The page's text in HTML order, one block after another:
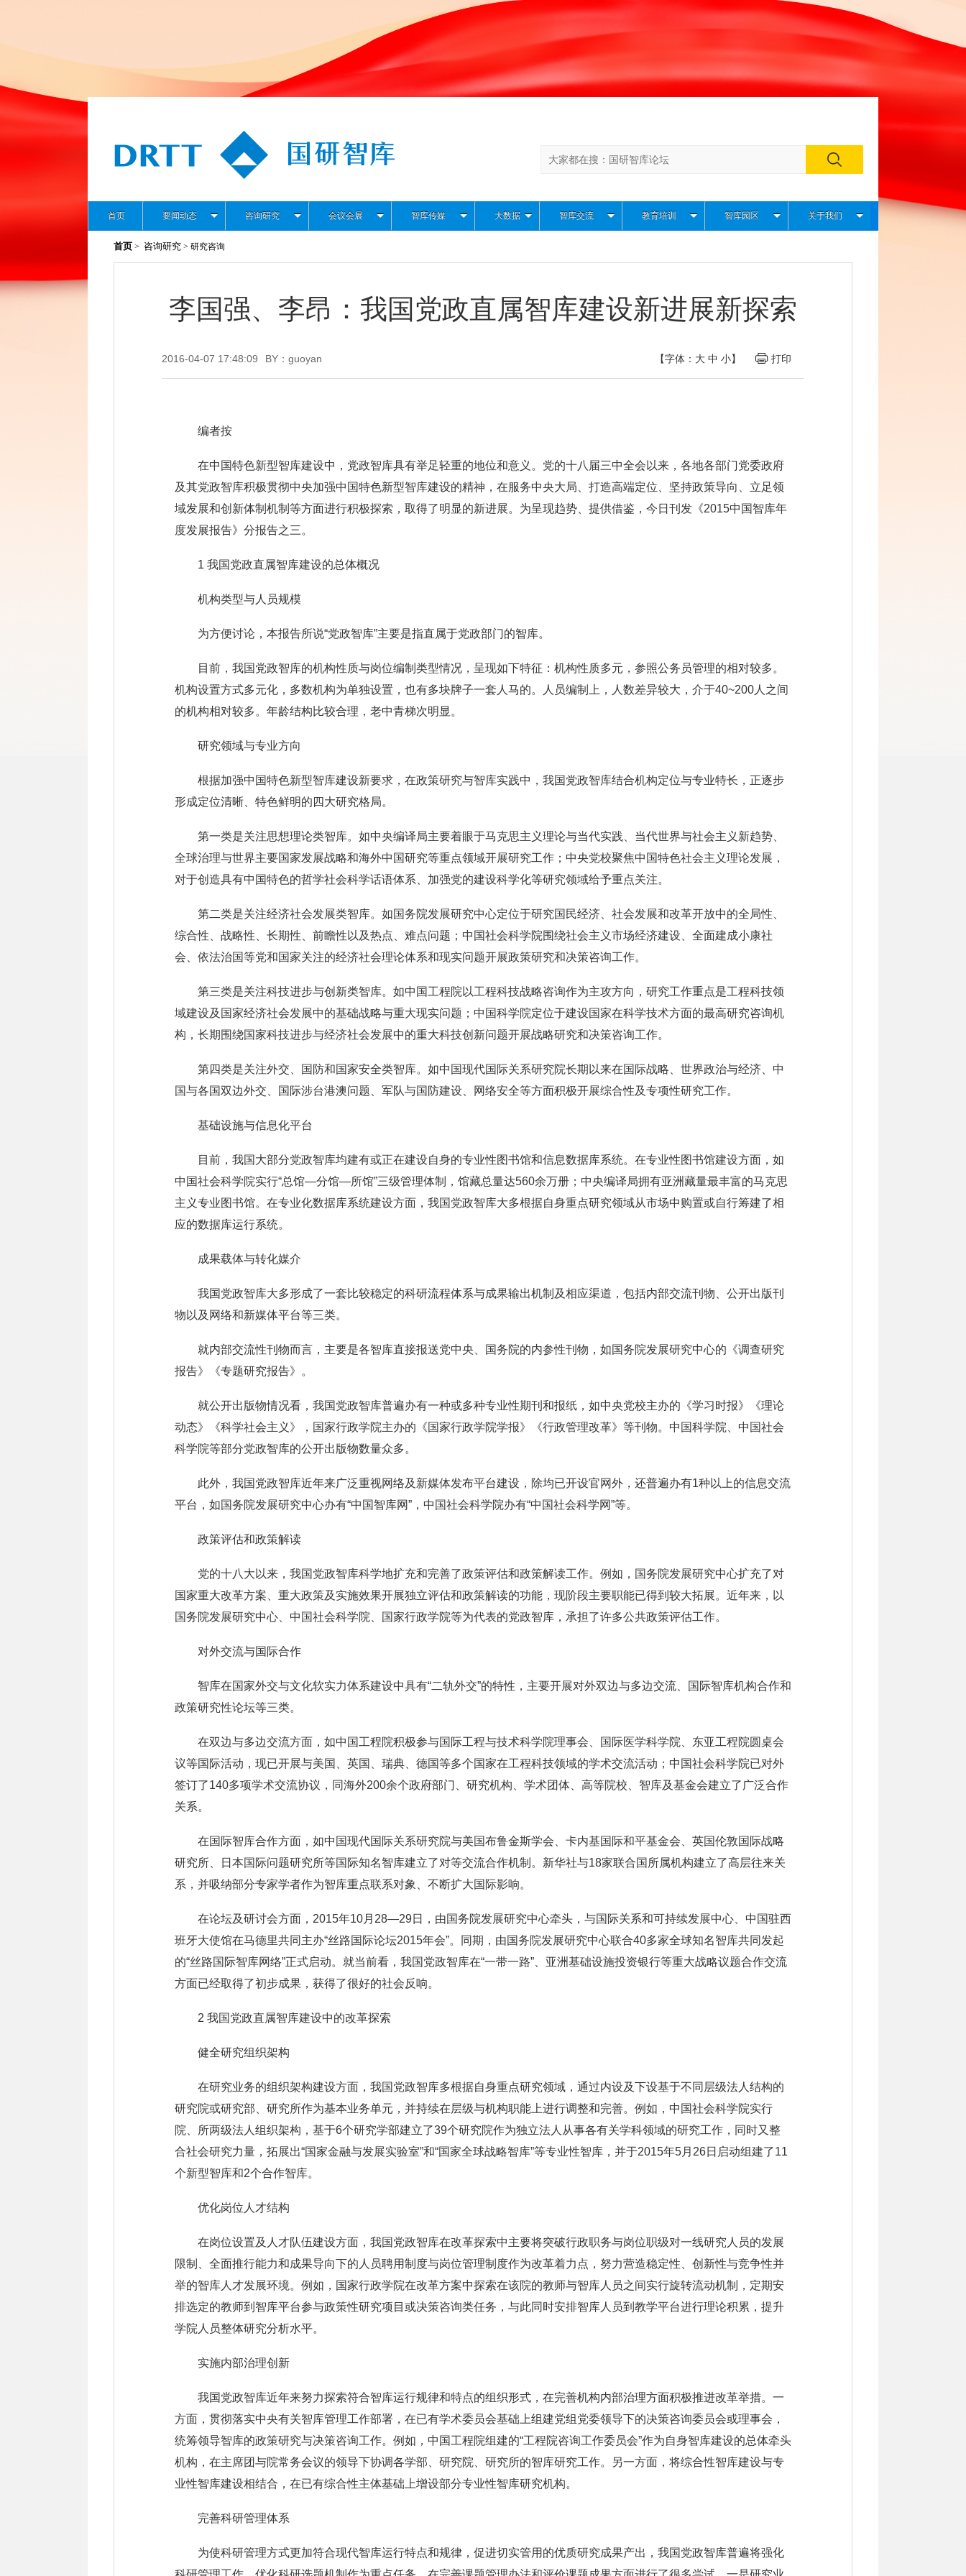
首页 要闻动态 咨询研究 会议会展 智库传媒 大数据 智库交流 教育培训 智库园区 关于我们
首页 > 咨询研究 > 研究咨询
李国强、李昂：我国党政直属智库建设新进展新探索
2016-04-07 17:48:09 BY：guoyan 【字体： 大 中 小】 打印
编者按
在中国特色新型智库建设中，党政智库具有举足轻重的地位和意义。党的十八届三中全会以来，各地各部门党委政府
及其党政智库积极贯彻中央加强中国特色新型智库建设的精神，在服务中央大局、打造高端定位、坚持政策导向、立足领
域发展和创新体制机制等方面进行积极探索，取得了明显的新进展。为呈现趋势、提供借鉴，今日刊发《2015中国智库年
度发展报告》分报告之三。
1 我国党政直属智库建设的总体概况
机构类型与人员规模
为方便讨论，本报告所说“党政智库”主要是指直属于党政部门的智库。
目前，我国党政智库的机构性质与岗位编制类型情况，呈现如下特征：机构性质多元，参照公务员管理的相对较多。
机构设置方式多元化，多数机构为单独设置，也有多块牌子一套人马的。人员编制上，人数差异较大，介于40~200人之间
的机构相对较多。年龄结构比较合理，老中青梯次明显。
研究领域与专业方向
根据加强中国特色新型智库建设新要求，在政策研究与智库实践中，我国党政智库结合机构定位与专业特长，正逐步
形成定位清晰、特色鲜明的四大研究格局。
第一类是关注思想理论类智库。如中央编译局主要着眼于马克思主义理论与当代实践、当代世界与社会主义新趋势、
全球治理与世界主要国家发展战略和海外中国研究等重点领域开展研究工作；中央党校聚焦中国特色社会主义理论发展，
对于创造具有中国特色的哲学社会科学话语体系、加强党的建设科学化等研究领域给予重点关注。
第二类是关注经济社会发展类智库。如国务院发展研究中心定位于研究国民经济、社会发展和改革开放中的全局性、
综合性、战略性、长期性、前瞻性以及热点、难点问题；中国社会科学院围绕社会主义市场经济建设、全面建成小康社
会、依法治国等党和国家关注的经济社会理论体系和现实问题开展政策研究和决策咨询工作。
第三类是关注科技进步与创新类智库。如中国工程院以工程科技战略咨询作为主攻方向，研究工作重点是工程科技领
域建设及国家经济社会发展中的基础战略与重大现实问题；中国科学院定位于建设国家在科学技术方面的最高研究咨询机
构，长期围绕国家科技进步与经济社会发展中的重大科技创新问题开展战略研究和决策咨询工作。
第四类是关注外交、国防和国家安全类智库。如中国现代国际关系研究院长期以来在国际战略、世界政治与经济、中
国与各国双边外交、国际涉台港澳问题、军队与国防建设、网络安全等方面积极开展综合性及专项性研究工作。
基础设施与信息化平台
目前，我国大部分党政智库均建有或正在建设自身的专业性图书馆和信息数据库系统。在专业性图书馆建设方面，如
中国社会科学院实行“总馆—分馆—所馆”三级管理体制，馆藏总量达560余万册；中央编译局拥有亚洲藏量最丰富的马克思
主义专业图书馆。在专业化数据库系统建设方面，我国党政智库大多根据自身重点研究领域从市场中购置或自行筹建了相
应的数据库运行系统。
成果载体与转化媒介
我国党政智库大多形成了一套比较稳定的科研流程体系与成果输出机制及相应渠道，包括内部交流刊物、公开出版刊
物以及网络和新媒体平台等三类。
就内部交流性刊物而言，主要是各智库直接报送党中央、国务院的内参性刊物，如国务院发展研究中心的《调查研究
报告》《专题研究报告》。
就公开出版物情况看，我国党政智库普遍办有一种或多种专业性期刊和报纸，如中央党校主办的《学习时报》《理论
动态》《科学社会主义》，国家行政学院主办的《国家行政学院学报》《行政管理改革》等刊物。中国科学院、中国社会
科学院等部分党政智库的公开出版物数量众多。
此外，我国党政智库近年来广泛重视网络及新媒体发布平台建设，除均已开设官网外，还普遍办有1种以上的信息交流
平台，如国务院发展研究中心办有“中国智库网”，中国社会科学院办有“中国社会科学网”等。
政策评估和政策解读
党的十八大以来，我国党政智库科学地扩充和完善了政策评估和政策解读工作。例如，国务院发展研究中心扩充了对
国家重大改革方案、重大政策及实施效果开展独立评估和政策解读的功能，现阶段主要职能已得到较大拓展。近年来，以
国务院发展研究中心、中国社会科学院、国家行政学院等为代表的党政智库，承担了许多公共政策评估工作。
对外交流与国际合作
智库在国家外交与文化软实力体系建设中具有“二轨外交”的特性，主要开展对外双边与多边交流、国际智库机构合作和
政策研究性论坛等三类。
在双边与多边交流方面，如中国工程院积极参与国际工程与技术科学院理事会、国际医学科学院、东亚工程院圆桌会
议等国际活动，现已开展与美国、英国、瑞典、德国等多个国家在工程科技领域的学术交流活动；中国社会科学院已对外
签订了140多项学术交流协议，同海外200余个政府部门、研究机构、学术团体、高等院校、智库及基金会建立了广泛合作
关系。
在国际智库合作方面，如中国现代国际关系研究院与美国布鲁金斯学会、卡内基国际和平基金会、英国伦敦国际战略
研究所、日本国际问题研究所等国际知名智库建立了对等交流合作机制。新华社与18家联合国所属机构建立了高层往来关
系，并吸纳部分专家学者作为智库重点联系对象、不断扩大国际影响。
在论坛及研讨会方面，2015年10月28—29日，由国务院发展研究中心牵头，与国际关系和可持续发展中心、中国驻西
班牙大使馆在马德里共同主办“丝路国际论坛2015年会”。同期，由国务院发展研究中心联合40多家全球知名智库共同发起
的“丝路国际智库网络”正式启动。就当前看，我国党政智库在“一带一路”、亚洲基础设施投资银行等重大战略议题合作交流
方面已经取得了初步成果，获得了很好的社会反响。
2 我国党政直属智库建设中的改革探索
健全研究组织架构
在研究业务的组织架构建设方面，我国党政智库多根据自身重点研究领域，通过内设及下设基于不同层级法人结构的
研究院或研究部、研究所作为基本业务单元，并持续在层级与机构职能上进行调整和完善。例如，中国社会科学院实行
院、所两级法人组织架构，基于6个研究学部建立了39个研究院作为独立法人从事各有关学科领域的研究工作，同时又整
合社会研究力量，拓展出“国家金融与发展实验室”和“国家全球战略智库”等专业性智库，并于2015年5月26日启动组建了11
个新型智库和2个合作智库。
优化岗位人才结构
在岗位设置及人才队伍建设方面，我国党政智库在改革探索中主要将突破行政职务与岗位职级对一线研究人员的发展
限制、全面推行能力和成果导向下的人员聘用制度与岗位管理制度作为改革着力点，努力营造稳定性、创新性与竞争性并
举的智库人才发展环境。例如，国家行政学院在改革方案中探索在该院的教师与智库人员之间实行旋转流动机制，定期安
排选定的教师到智库平台参与政策性研究项目或决策咨询类任务，与此同时安排智库人员到教学平台进行理论积累，提升
学院人员整体研究分析水平。
实施内部治理创新
我国党政智库近年来努力探索符合智库运行规律和特点的组织形式，在完善机构内部治理方面积极推进改革举措。一
方面，贯彻落实中央有关智库管理工作部署，在已有学术委员会基础上组建党组党委领导下的决策咨询委员会或理事会，
统筹领导智库的政策研究与决策咨询工作。例如，中国工程院组建的“工程院咨询工作委员会”作为自身智库建设的总体牵头
机构，在主席团与院常务会议的领导下协调各学部、研究院、研究所的智库研究工作。另一方面，将综合性智库建设与专
业性智库建设相结合，在已有综合性主体基础上增设部分专业性智库研究机构。
完善科研管理体系
为使科研管理方式更加符合现代智库运行特点和规律，促进切实管用的优质研究成果产出，我国党政智库普遍将强化